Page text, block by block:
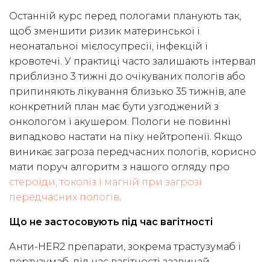
Останній курс перед пологами планують так,
щоб зменшити ризик материнської і
неонатальної мієлосупресії, інфекцій і
кровотечі. У практиці часто залишають інтервал
приблизно 3 тижні до очікуваних пологів або
припиняють лікування близько 35 тижнів, але
конкретний план має бути узгоджений з
онкологом і акушером. Пологи не повинні
випадково настати на піку нейтропенії. Якщо
виникає загроза передчасних пологів, корисно
мати поруч алгоритм з нашого огляду про
стероїди, токоліз і магній при загрозі
передчасних пологів.
Що не застосовують під час вагітності
Анти-HER2 препарати, зокрема трастузумаб і